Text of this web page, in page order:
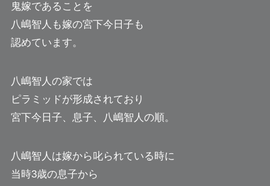
鬼嫁であることを
八嶋智人も嫁の宮下今日子も
認めています。
八嶋智人の家では
ピラミッドが形成されており
宮下今日子、息子、八嶋智人の順。
八嶋智人は嫁から叱られている時に
当時3歳の息子から